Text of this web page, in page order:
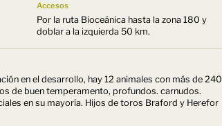
Accesos
Por la ruta Bioceánica hasta la zona 180 y
doblar a la izquierda 50 km.
en el desarrollo, hay 12 animales con más de 240
de buen temperamento, profundos. carnudos.
en su mayoría. Hijos de toros Braford y Herefor